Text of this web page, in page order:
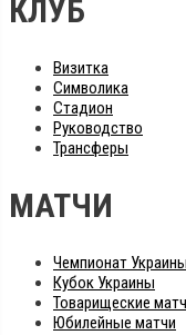
КЛУБ
Визитка
Символика
Стадион
Руководство
Трансферы
МАТЧИ
Чемпионат Украины
Кубок Украины
Товарищеские
Юбилейные матчи